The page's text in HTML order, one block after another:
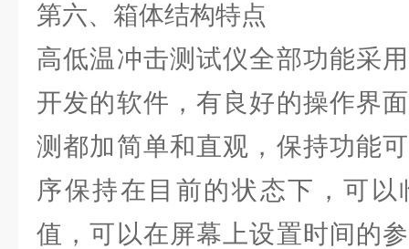
第六、箱体结构特点
高低温冲击测试仪全部功能采
开发的软件，有良好的操作界
测都加简单和直观，保持功能
序保持在目前的状态下，可
值，可以在屏幕上设置时间的